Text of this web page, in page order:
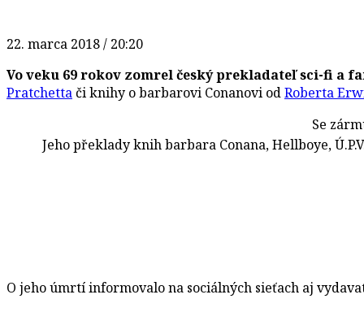
22. marca 2018 / 20:20
Vo veku 69 rokov zomrel český prekladateľ sci-fi a
Pratchettači knihy o barbarovi Conanovi odRoberta
Se
Jeho překlady knih barbara Conana, Hellboye,
O jeho úmrtí informovalo na sociálných sieťach aj